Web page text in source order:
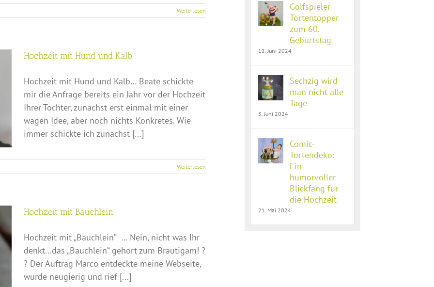
Weiterlesen
Hochzeit mit Hund und Kalb
Hochzeit mit Hund und Kalb… Beate schickte
mir die Anfrage bereits ein Jahr vor der Hochzeit
Ihrer Tochter, zunächst erst einmal mit einer
wagen Idee, aber noch nichts Konkretes. Wie
immer schickte ich zunächst [...]
Weiterlesen
Hochzeit mit Bäuchlein
Hochzeit mit „Bäuchlein“ … Nein, nicht was Ihr
denkt…das „Bäuchlein“ gehört zum Bräutigam! ?
? Der Auftrag Marco entdeckte meine Webseite,
wurde neugierig und rief [...]
Golfspieler-
Tortentopper
zum 60.
Geburtstag
12. Juni 2024
Sechzig wird
man nicht alle
Tage
3. Juni 2024
Comic-
Tortendeko:
Ein
humorvoller
Blickfang für
die Hochzeit
21. Mai 2024